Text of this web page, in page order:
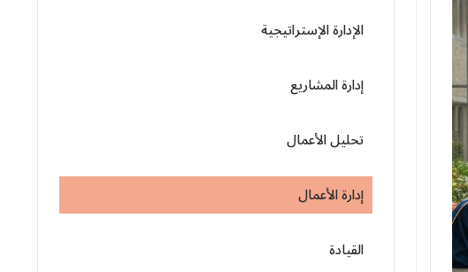
الإدارة الإستراتيجية
إدارة المشاريع
تحليل الأعمال
إدارة الأعمال
القيادة